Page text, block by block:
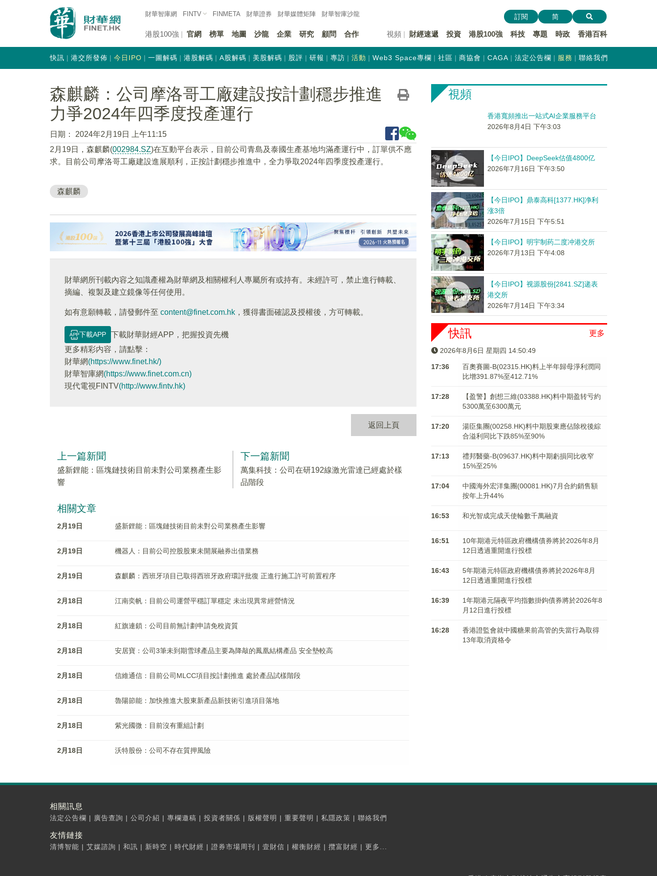
財華智庫網 FINTV FINMETA 財華證券 財華媒體矩陣 財華智庫沙龍
港股100強 官網 榜單 地圖 沙龍 企業 研究 顧問 合作 視頻 財經速遞 投資 港股100強 科技 專題 時政 香港百科
訂閱 简
快訊 港交所發佈 今日IPO 一圖解碼 港股解碼 A股解碼 美股解碼 股評 研報 專訪 活動 Web3 Space專欄 社區 商協會 CAGA 法定公告欄 服務 聯絡我們
森麒麟：公司摩洛哥工廠建設按計劃穩步推進
力爭2024年四季度投產運行
日期：
2024年2月19日 上午11:15
2月19日，森麒麟(002984.SZ)在互動平台表示，目前公司青島及泰國生產基地均滿產運行中，訂單供不應
求。目前公司摩洛哥工廠建設進展順利，正按計劃穩步推進中，全力爭取2024年四季度投產運行。
森麒麟
財華網所刊載內容之知識產權為財華網及相關權利人專屬所有或持有。未經許可，禁止進行轉載、
摘編、複製及建立鏡像等任何使用。
如有意願轉載，請發郵件至 content@finet.com.hk ，獲得書面確認及授權後，方可轉載。
下載APP
下載財華財經APP，把握投資先機
更多精彩内容，請點擊：
財華網(https://www.finet.hk/)
財華智庫網(https://www.finet.com.cn)
現代電視FINTV(http://www.fintv.hk)
返回上頁
上一篇新聞
盛新鋰能：區塊鏈技術目前未對公司業務產生影
響
下一篇新聞
萬集科技：公司在研192線激光雷達已經處於樣
品階段
相關文章
2月19日 盛新鋰能：區塊鏈技術目前未對公司業務產生影響
2月19日 機器人：目前公司控股股東未開展融券出借業務
2月19日 森麒麟：西班牙項目已取得西班牙政府環評批復 正進行施工許可前置程序
2月18日 江南奕帆：目前公司運營平穩訂單穩定 未出現異常經營情況
2月18日 紅旗連鎖：公司目前無計劃申請免稅資質
2月18日 安居寶：公司3筆未到期雪球產品主要為降敲的鳳凰結構產品 安全墊較高
2月18日 信維通信：目前公司MLCC項目按計劃推進 處於產品試樣階段
2月18日 魯陽節能：加快推進大股東新產品新技術引進項目落地
2月18日 紫光國微：目前沒有重組計劃
2月18日 沃特股份：公司不存在質押風險
視頻
香港寬頻推出一站式AI企業服務平台
2026年8月4日 下午3:03
【今日IPO】DeepSeek估值4800亿
2026年7月16日 下午3:50
【今日IPO】鼎泰高科[1377.HK]净利
涨3倍
2026年7月15日 下午5:51
【今日IPO】明宇制药二度冲港交所
2026年7月13日 下午4:08
【今日IPO】视源股份[2841.SZ]递表
港交所
2026年7月14日 下午3:34
更多
快訊
2026年8月6日 星期四 14:50:50
17:36
百奧賽圖-B(02315.HK)料上半年歸母淨利潤同
比增391.87%至412.71%
17:28
【盈警】創想三維(03388.HK)料中期盈转亏約
5300萬至6300萬元
17:20
湯臣集團(00258.HK)料中期股東應佔除稅後綜
合溢利同比下跌85%至90%
17:13
禮邦醫藥-B(09637.HK)料中期虧損同比收窄
15%至25%
17:04
中國海外宏洋集團(00081.HK)7月合約銷售額
按年上升44%
16:53 和光智成完成天使輪數千萬融資
16:51
10年期港元特區政府機構債券將於2026年8月
12日透過重開進行投標
16:43
5年期港元特區政府機構債券將於2026年8月
12日透過重開進行投標
16:39
1年期港元隔夜平均指數掛鉤債券將於2026年8
月12日進行投標
16:28
香港證監會就中國糖果前高管的失當行為取得
13年取消資格令
相關訊息
法定公告欄 | 廣告查詢 | 公司介紹 | 專欄邀稿 | 投資者關係 | 版權聲明 | 重要聲明 | 私隱政策 | 聯絡我們
友情鏈接
清博智能 | 艾媒諮詢 | 和訊 | 新時空 | 時代財經 | 證券市場周刊 | 壹財信 | 權衡財經 | 攬富財經 | 更多...